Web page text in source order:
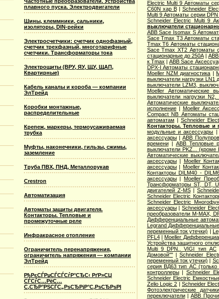
плавного пуска. Электродвигатели
Шины, клеммники, сальники,
изоляторы, DIN-рейки
Электросчетчики: счетчик однофазный,
счетчик трехфазный, многотарифные
счетчики. Трансформаторы тока
Электрощиты (ВРУ, ЯУ, ЩУ, ЩАП,
Квартирные)
Кабель каналы и короба — компании
ЭлТрейд
Коробки монтажные,
распределительные
Крепеж, маркеры, термоусаживаемая
трубка
Муфты, наконечники, гильзы, сжимы,
заземление
Труба ПВХ, ПНД, Металлорукав
Crestron
Автоматизация
Автоматы защиты двигателя.
Контакторы. Тепловые и
промежуточные реле
Инфракрасное отопление
Ограничитель перенапряжения,
ограничитель напряжения — компании
ЭлТрейд
РђРєСЃРµСЃСЃСѓР°СЂС‹ РґР»СЏ
СЃСѓС…РёС…
С‚СЂР°РЅСЃС„РѕСЂРјР°С‚РѕСЂРѕРІ
Electric Multi 9 Автоматы
C60N хар B| Schneider
Multi 9 Автоматы серии
Schneider Electric Multi 9
выключатели
ABB Sace Isomax S
Sace Tmax T3 Автоматы
Tmax T6 Автоматы
Sace Tmax XT2 Автоматы
стационарные до 250А|
к Tmax | ABB Sace
DPX-I Автоматы
Moeller NZM диагностика |
выключатели нагрузки LN1
выключатели LZM3,
Moeller Автоматические
выключатели нагрузки
Автоматические
исполнение| Moeller
Compact NB Автоматы
автоматам | Schneider
Контакторы. Тепловые и
модульные и аксессуары
аксессуары|ABB
времени| ABB Тепловые
выключатели PKZ... (кроме
Автоматические
аксессуары| Moeller
аксессуары|Moeller
Контакторы DILM40 -
аксессуары|Moeller
Трансформаторы ST, DT,
двигателей Z-MS|
Schneider Electric
Schneider Electric
аксессуары|Schneider
преобразователи M-MAX,
Дифференциальные
Legrand
переменный ток утечки) |
PFL4|Moeller
Устройства защитного
Multi 9 DPN.. VIGI тип AС
Домовой""|Schneider
переменный ток утечки) |
серия ВД63 тип АС (только
контроллеры| Schneider
Schneider Electric
Zelio Logic 2 | Schneider
Фотоэлектрические датчики
переключатели|ABB